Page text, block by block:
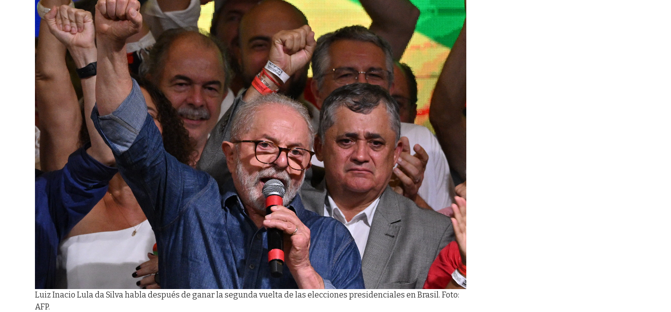
Luiz Inacio Lula da Silva habla después de ganar la segunda vuelta de las elecciones presidenciales en Brasil. Foto:
AFP.